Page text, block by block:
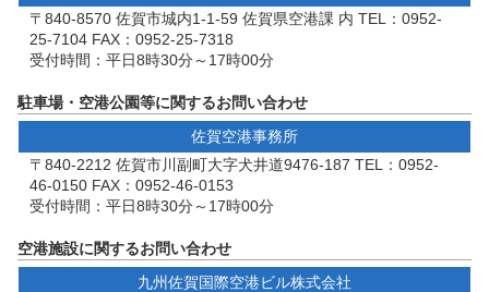
〒840-8570 佐賀市城内1-1-59 佐賀県空港課 内 TEL：0952-
25-7104 FAX：0952-25-7318
受付時間：平日8時30分～17時00分
駐車場・空港公園等に関するお問い合わせ
佐賀空港事務所
〒840-2212 佐賀市川副町大字犬井道9476-187 TEL：0952-
46-0150 FAX：0952-46-0153
受付時間：平日8時30分～17時00分
空港施設に関するお問い合わせ
九州佐賀国際空港ビル株式会社